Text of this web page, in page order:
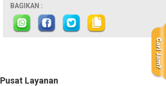
BAGIKAN :
Pusat Layanan